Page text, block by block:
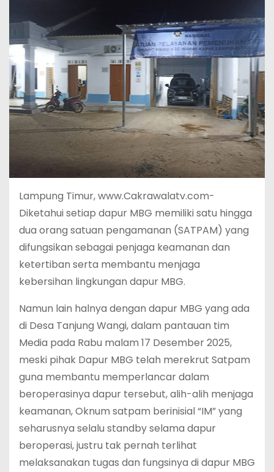
Lampung Timur, www.Cakrawalatv.com-
Diketahui setiap dapur MBG memiliki satu hingga
dua orang satuan pengamanan (SATPAM) yang
difungsikan sebagai penjaga keamanan dan
ketertiban serta membantu menjaga
kebersihan lingkungan dapur MBG.
Namun lain halnya dengan dapur MBG yang ada
di Desa Tanjung Wangi, dalam pantauan tim
Media pada Rabu malam 17 Desember 2025,
meski pihak Dapur MBG telah merekrut Satpam
guna membantu memperlancar dalam
beroperasinya dapur tersebut, alih-alih menjaga
keamanan, Oknum satpam berinisial “IM” yang
seharusnya selalu standby selama dapur
beroperasi, justru tak pernah terlihat
melaksanakan tugas dan fungsinya di dapur MBG